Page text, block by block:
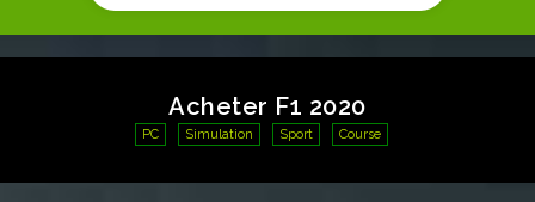
Acheter F1 2020
PC Simulation Sport Course